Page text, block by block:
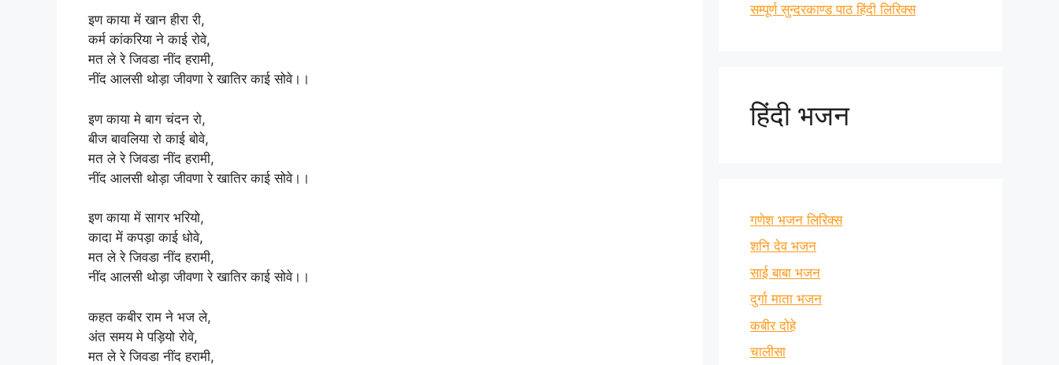
इण काया में खान हीरा री,
कर्म कांकरिया ने काई रोवे,
मत ले रे जिवडा नींद हरामी,
नींद आलसी थोड़ा जीवणा रे खातिर काई सोवे।।
इण काया मे बाग चंदन रो,
बीज बावलिया रो काई बोवे,
मत ले रे जिवडा नींद हरामी,
नींद आलसी थोड़ा जीवणा रे खातिर काई सोवे।।
इण काया में सागर भरियो,
कादा में कपड़ा काई धोवे,
मत ले रे जिवडा नींद हरामी,
नींद आलसी थोड़ा जीवणा रे खातिर काई सोवे।।
कहत कबीर राम ने भज ले,
अंत समय मे पड़ियो रोवे,
मत ले रे जिवडा नींद हरामी,
सम्पूर्ण सुन्दरकाण्ड पाठ हिंदी लिरिक्स
हिंदी भजन
गणेश भजन लिरिक्स
शनि देव भजन
साई बाबा भजन
दुर्गा माता भजन
कबीर दोहे
चालीसा